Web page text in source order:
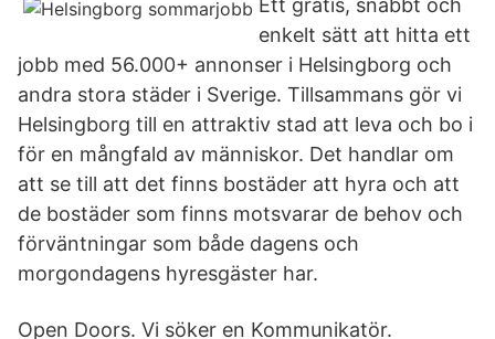
Ett gratis, snabbt och
enkelt sätt att hitta ett
jobb med 56.000+ annonser i Helsingborg och
andra stora städer i Sverige. Tillsammans gör vi
Helsingborg till en attraktiv stad att leva och bo i
för en mångfald av människor. Det handlar om
att se till att det finns bostäder att hyra och att
de bostäder som finns motsvarar de behov och
förväntningar som både dagens och
morgondagens hyresgäster har.
Open Doors. Vi söker en Kommunikatör.